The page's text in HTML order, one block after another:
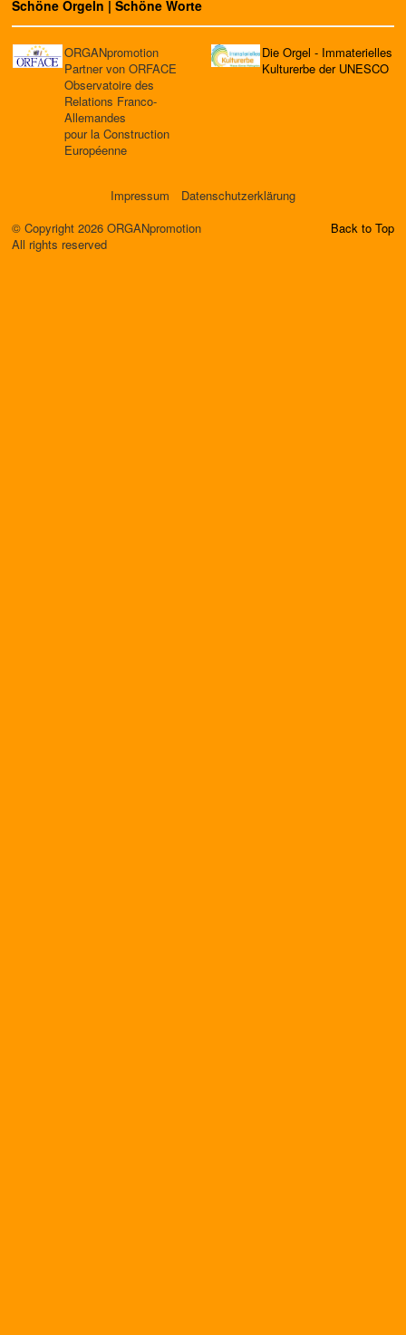
Schöne Orgeln | Schöne Worte
ORGANpromotion
Partner von ORFACE
Observatoire des
Relations Franco-
Allemandes
pour la Construction
Européenne
Die Orgel - Immaterielles
Kulturerbe der UNESCO
Impressum
Datenschutzerklärung
© Copyright 2026 ORGANpromotion
All rights reserved
Back to Top